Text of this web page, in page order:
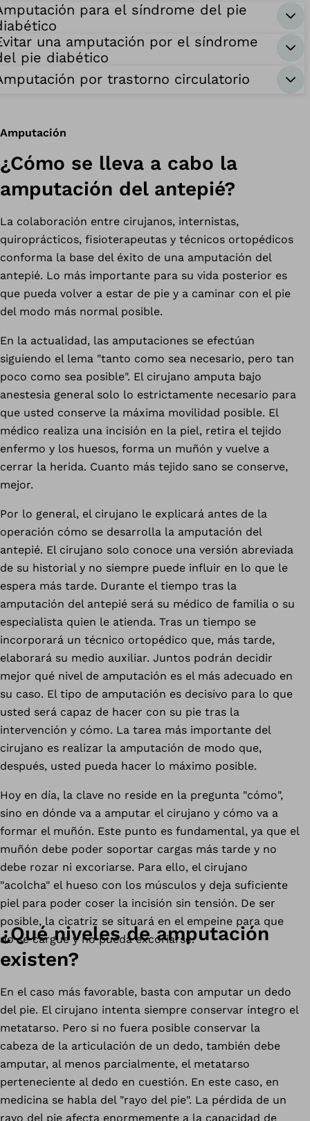
para el síndrome del pie
una amputación por el síndrome
pie diabético
por trastorno circulatorio
Amputación
¿Cómo se lleva a cabo la
amputación del antepié?
La colaboración entre cirujanos, internistas,
quiroprácticos, fisioterapeutas y técnicos ortopédicos
conforma la base del éxito de una amputación del
antepié. Lo más importante para su vida posterior es
que pueda volver a estar de pie y a caminar con el pie
del modo más normal posible.
En la actualidad, las amputaciones se efectúan
siguiendo el lema "tanto como sea necesario, pero tan
poco como sea posible". El cirujano amputa bajo
anestesia general solo lo estrictamente necesario para
que usted conserve la máxima movilidad posible. El
médico realiza una incisión en la piel, retira el tejido
enfermo y los huesos, forma un muñón y vuelve a
cerrar la herida. Cuanto más tejido sano se conserve,
mejor.
Por lo general, el cirujano le explicará antes de la
operación cómo se desarrolla la amputación del
antepié. El cirujano solo conoce una versión abreviada
de su historial y no siempre puede influir en lo que le
espera más tarde. Durante el tiempo tras la
amputación del antepié será su médico de familia o su
especialista quien le atienda. Tras un tiempo se
incorporará un técnico ortopédico que, más tarde,
elaborará su medio auxiliar. Juntos podrán decidir
mejor qué nivel de amputación es el más adecuado en
su caso. El tipo de amputación es decisivo para lo que
usted será capaz de hacer con su pie tras la
intervención y cómo. La tarea más importante del
cirujano es realizar la amputación de modo que,
después, usted pueda hacer lo máximo posible.
Hoy en día, la clave no reside en la pregunta "cómo",
sino en dónde va a amputar el cirujano y cómo va a
formar el muñón. Este punto es fundamental, ya que el
muñón debe poder soportar cargas más tarde y no
debe rozar ni excoriarse. Para ello, el cirujano
"acolcha" el hueso con los músculos y deja suficiente
piel para poder coser la incisión sin tensión. De ser
posible, la cicatriz se situará en el empeine para que
no se cargue y no pueda excoriarse.
¿Qué niveles de amputación
existen?
En el caso más favorable, basta con amputar un dedo
del pie. El cirujano intenta siempre conservar íntegro el
metatarso. Pero si no fuera posible conservar la
cabeza de la articulación de un dedo, también debe
amputar, al menos parcialmente, el metatarso
perteneciente al dedo en cuestión. En este caso, en
medicina se habla del "rayo del pie". La pérdida de un
rayo del pie afecta enormemente a la capacidad de